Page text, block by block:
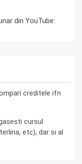
din YouTube:
creditele ifn
cursul
etc), dar si al